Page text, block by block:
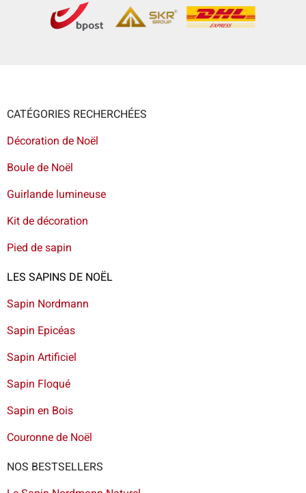
CATÉGORIES RECHERCHÉES
Décoration de Noël
Boule de Noël
Guirlande lumineuse
Kit de décoration
Pied de sapin
LES SAPINS DE NOËL
Sapin Nordmann
Sapin Epicéas
Sapin Artificiel
Sapin Floqué
Sapin en Bois
Couronne de Noël
NOS BESTSELLERS